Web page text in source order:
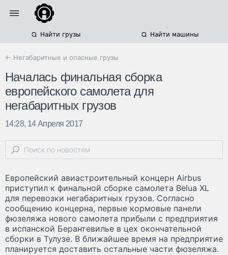
Найти грузы Найти машины
← Негабаритные и опасные грузы
Началась финальная сборка
европейского самолета для
негабаритных грузов
14:28, 14 Апреля 2017
Европейский авиастроительный концерн Airbus
приступил к финальной сборке самолета Belua XL
для перевозки негабаритных грузов. Согласно
сообщению концерна, первые кормовые панели
фюзеляжа нового самолета прибыли с предприятия
в испанской Берантевилье в цех окончательной
сборки в Тулузе. В ближайшее время на предприятие
планируется доставить остальные части фюзеляжа.